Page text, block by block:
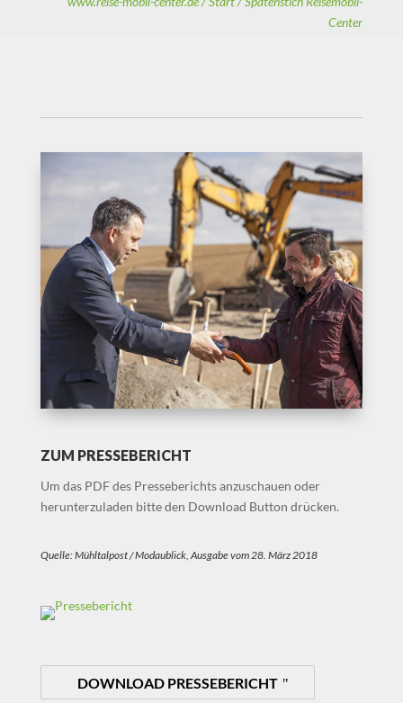
Center
ZUM PRESSEBERICHT
Um das PDF des Presseberichts anzuschauen oder
herunterzuladen bitte den Download Button drücken.
Quelle:Mühltalpost / Modaublick, Ausgabe vom 28. März 2018
DOWNLOAD PRESSEBERICHT